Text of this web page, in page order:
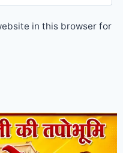
in this browser for